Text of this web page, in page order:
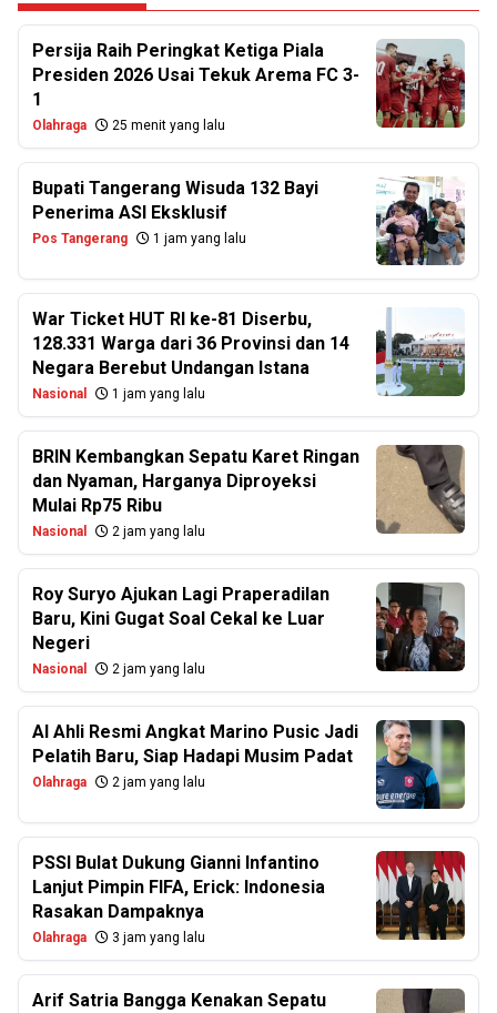
Persija Raih Peringkat Ketiga Piala
Presiden 2026 Usai Tekuk Arema FC 3-
1
Olahraga 25 menit yang lalu
Bupati Tangerang Wisuda 132 Bayi
Penerima ASI Eksklusif
Pos Tangerang 1 jam yang lalu
War Ticket HUT RI ke-81 Diserbu,
128.331 Warga dari 36 Provinsi dan 14
Negara Berebut Undangan Istana
Nasional 1 jam yang lalu
BRIN Kembangkan Sepatu Karet Ringan
dan Nyaman, Harganya Diproyeksi
Mulai Rp75 Ribu
Nasional 2 jam yang lalu
Roy Suryo Ajukan Lagi Praperadilan
Baru, Kini Gugat Soal Cekal ke Luar
Negeri
Nasional 2 jam yang lalu
Al Ahli Resmi Angkat Marino Pusic Jadi
Pelatih Baru, Siap Hadapi Musim Padat
Olahraga 2 jam yang lalu
PSSI Bulat Dukung Gianni Infantino
Lanjut Pimpin FIFA, Erick: Indonesia
Rasakan Dampaknya
Olahraga 3 jam yang lalu
Arif Satria Bangga Kenakan Sepatu